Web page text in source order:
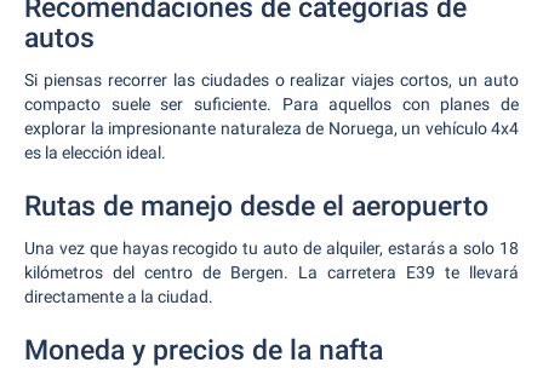
Recomendaciones de categorías de
autos
Si piensas recorrer las ciudades o realizar viajes cortos, un auto
compacto suele ser suficiente. Para aquellos con planes de
explorar la impresionante naturaleza de Noruega, un vehículo 4x4
es la elección ideal.
Rutas de manejo desde el aeropuerto
Una vez que hayas recogido tu auto de alquiler, estarás a solo 18
kilómetros del centro de Bergen. La carretera E39 te llevará
directamente a la ciudad.
Moneda y precios de la nafta